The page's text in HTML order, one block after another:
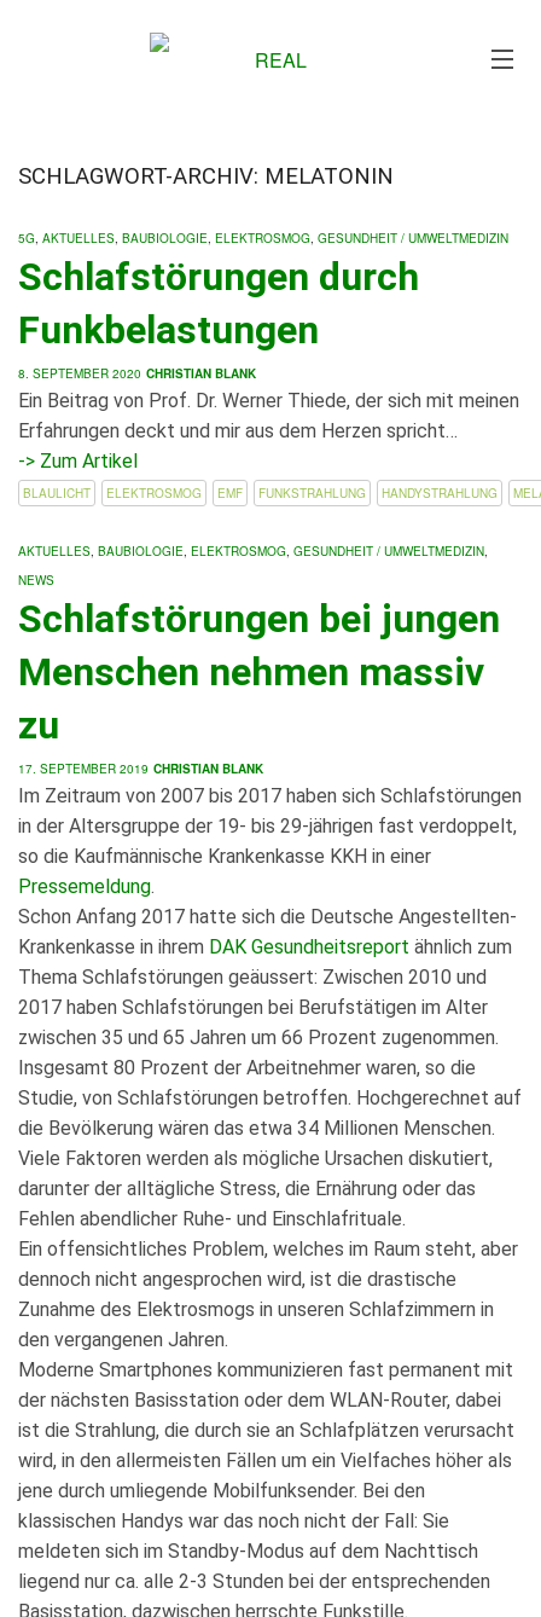
SCHLAGWORT-ARCHIV: MELATONIN
5G, AKTUELLES, BAUBIOLOGIE, ELEKTROSMOG, GESUNDHEIT / UMWELTMEDIZIN
Schlafstörungen durch
Funkbelastungen
8. SEPTEMBER 2020 CHRISTIAN BLANK
Ein Beitrag von Prof. Dr. Werner Thiede, der sich mit meinen
Erfahrungen deckt und mir aus dem Herzen spricht…
-> Zum Artikel
BLAULICHT ELEKTROSMOG EMF FUNKSTRAHLUNG HANDYSTRAHLUNG
AKTUELLES, BAUBIOLOGIE, ELEKTROSMOG, GESUNDHEIT / UMWELTMEDIZIN,
NEWS
Schlafstörungen bei jungen
Menschen nehmen massiv
zu
17. SEPTEMBER 2019 CHRISTIAN BLANK
Im Zeitraum von 2007 bis 2017 haben sich Schlafstörungen
in der Altersgruppe der 19- bis 29-jährigen fast verdoppelt,
so die Kaufmännische Krankenkasse KKH in einer
Pressemeldung.
Schon Anfang 2017 hatte sich die Deutsche Angestellten-
Krankenkasse in ihrem DAK Gesundheitsreport ähnlich zum
Thema Schlafstörungen geäussert: Zwischen 2010 und
2017 haben Schlafstörungen bei Berufstätigen im Alter
zwischen 35 und 65 Jahren um 66 Prozent zugenommen.
Insgesamt 80 Prozent der Arbeitnehmer waren, so die
Studie, von Schlafstörungen betroffen. Hochgerechnet auf
die Bevölkerung wären das etwa 34 Millionen Menschen.
Viele Faktoren werden als mögliche Ursachen diskutiert,
darunter der alltägliche Stress, die Ernährung oder das
Fehlen abendlicher Ruhe- und Einschlafrituale.
Ein offensichtliches Problem, welches im Raum steht, aber
dennoch nicht angesprochen wird, ist die drastische
Zunahme des Elektrosmogs in unseren Schlafzimmern in
den vergangenen Jahren.
Moderne Smartphones kommunizieren fast permanent mit
der nächsten Basisstation oder dem WLAN-Router, dabei
ist die Strahlung, die durch sie an Schlafplätzen verursacht
wird, in den allermeisten Fällen um ein Vielfaches höher als
jene durch umliegende Mobilfunksender. Bei den
klassischen Handys war das noch nicht der Fall: Sie
meldeten sich im Standby-Modus auf dem Nachttisch
liegend nur ca. alle 2-3 Stunden bei der entsprechenden
Basisstation, dazwischen herrschte Funkstille.